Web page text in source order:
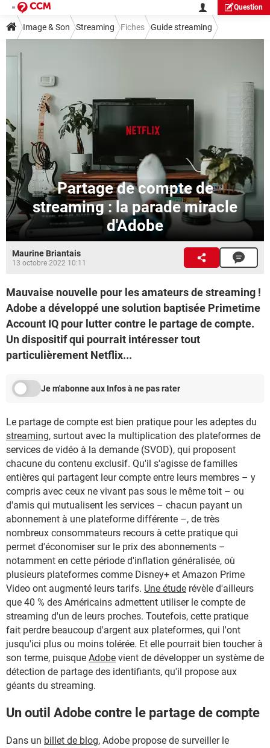
Question
Image & Son Streaming Fiches Guide streaming
Partage de compte de
streaming : la parade miracle
d'Adobe
Maurine Briantais
13 octobre 2022 10:11
Mauvaise nouvelle pour les amateurs de streaming !
Adobe a développé une solution baptisée Primetime
Account IQ pour lutter contre le partage de compte.
Un dispositif qui pourrait intéresser tout
particulièrement Netflix...
Je m'abonne aux Infos à ne pas rater
Le partage de compte est bien pratique pour les adeptes du
streaming, surtout avec la multiplication des plateformes de
services de vidéo à la demande (SVOD), qui proposent
chacune du contenu exclusif. Qu'il s'agisse de familles
entières qui partagent leur compte entre leurs membres – y
compris avec ceux ne vivant pas sous le même toit – ou
d'amis qui mutualisent les services – chacun payant un
abonnement à une plateforme différente –, de très
nombreux consommateurs recours à cette pratique qui
permet d'économiser sur le prix des abonnements –
notamment en cette période d'inflation généralisée, où
plusieurs plateformes comme Disney+ et Amazon Prime
Video ont augmenté leurs tarifs. Une étude révèle d'ailleurs
que 40 % des Américains admettent utiliser le compte de
streaming d'un de leurs proches. Toutefois, cette pratique
fait perdre beaucoup d'argent aux plateformes, qui l'ont
jusqu'ici plus ou moins tolérée. Et elle pourrait bien toucher à
son terme, puisque Adobe vient de développer un système de
détection de partage des identifiants, qu'il propose aux
géants du streaming.
Un outil Adobe contre le partage de compte
Dans un billet de blog, Adobe propose de surveiller le